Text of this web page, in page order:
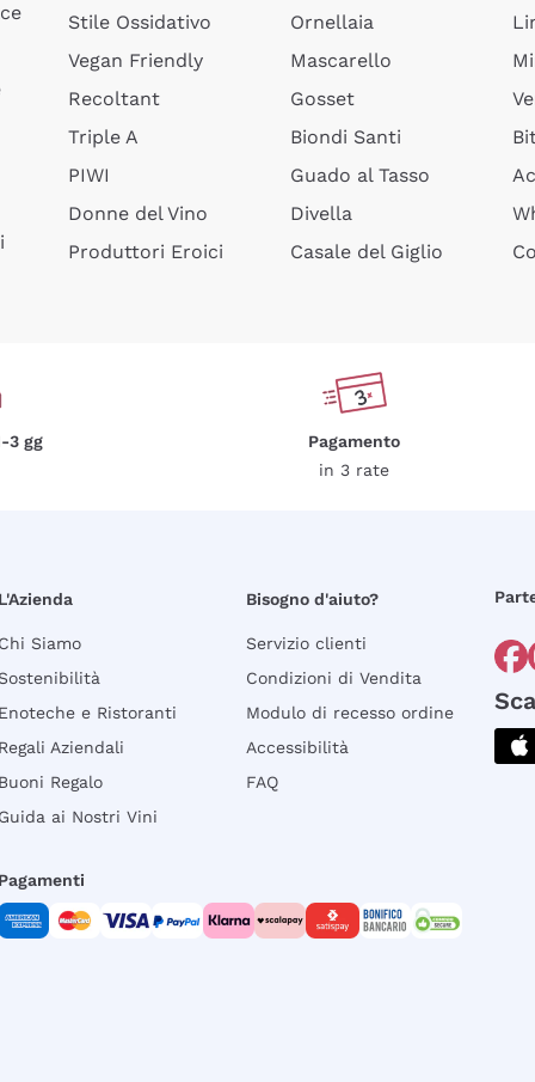
Stile Ossidativo
Vegan Friendly
Recoltant
Triple A
PIWI
Donne del Vino
Produttori Eroici
Ornellaia
Mascarello
Gosset
Biondi Santi
Guado al Tasso
Divella
Casale del Giglio
3 gg
Pagamento
in 3 rate
L'Azienda
Chi Siamo
Sostenibilità
Enoteche e Ristoranti
Regali Aziendali
Buoni Regalo
Guida ai Nostri Vini
Bisogno d'aiuto?
Servizio clienti
Condizioni di Vendita
Modulo di recesso ordine
Accessibilità
FAQ
Pagamenti